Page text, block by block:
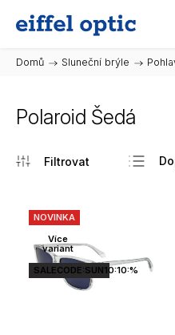
Domů / Sluneční brýle /
Polaroid Šedá
NOVINKA
Více
variant
SALECODE:SUN10:10:%